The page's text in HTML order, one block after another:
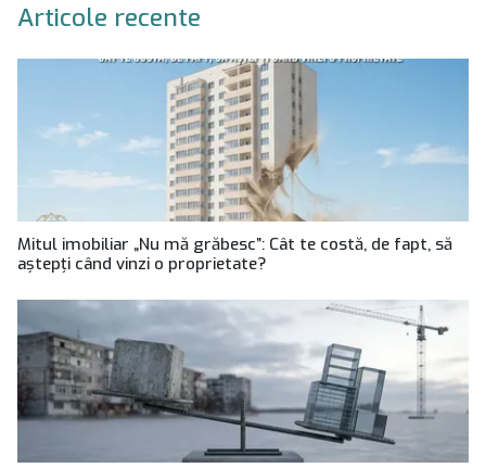
Articole recente
Mitul imobiliar „Nu mă grăbesc”: Cât te costă, de fapt, să
aștepți când vinzi o proprietate?